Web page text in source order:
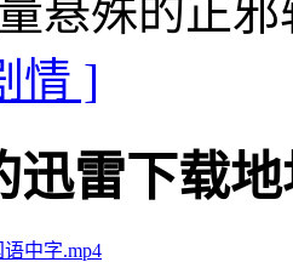
悬殊的正
情 ]
雷下载地
语中字.mp4